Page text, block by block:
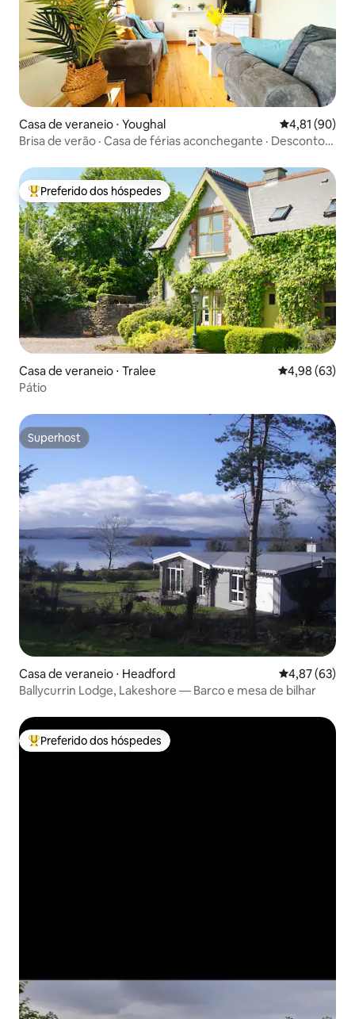
Casa de veraneio ⋅ Youghal 4,81 de uma
4,81 (90)
Brisa de verão · Casa de férias aconchegante · Desconto
Entre os melhores preferidos dos hóspedes
Preferido dos hóspedes
Casa de veraneio ⋅ Tralee 4,98 de uma
4,98 (63)
Pátio
Superhost
Superhost
Casa de veraneio ⋅ Headford 4,87 de uma
4,87 (63)
Ballycurrin Lodge, Lakeshore — Barco e mesa de bilhar
Entre os melhores preferidos dos hóspedes
Preferido dos hóspedes